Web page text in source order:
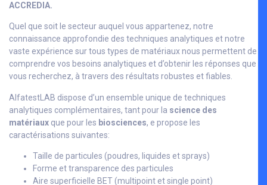
ACCREDIA.
Quel que soit le secteur auquel vous appartenez, notre
connaissance approfondie des techniques analytiques et notre
vaste expérience sur tous types de matériaux nous permettent de
comprendre vos besoins analytiques et d’obtenir les réponses que
vous recherchez, à travers des résultats robustes et fiables.
AlfatestLAB dispose d’un ensemble unique de techniques
analytiques complémentaires, tant pour la science des
matériaux que pour les biosciences, e propose les
caractérisations suivantes:
Taille de particules (poudres, liquides et sprays)
Forme et transparence des particules
Aire superficielle BET (multipoint et single point)